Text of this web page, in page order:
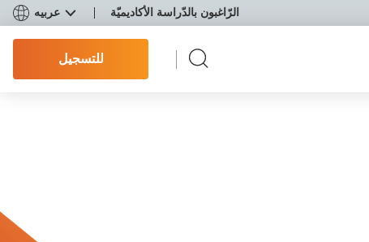
الرّاغبون بالدّراسة الأكاديميّة عربيه
للتسجيل